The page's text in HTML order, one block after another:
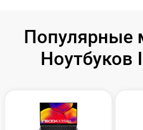
Популярные
Ноутбуков